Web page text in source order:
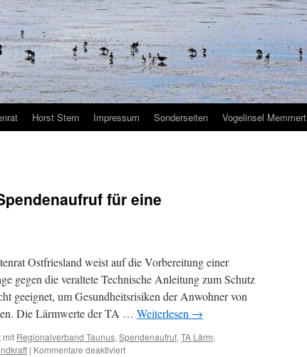
Horst Stern Impressum Sonderseiten Vogelinsel Memmert
für eine
Ostfriesland weist auf die Vorbereitung einer
gegen die veraltete Technische Anleitung zum Schutz
geeignet, um Gesundheitsrisiken der Anwohner von
Die Lärmwerte der TA … Weiterlesen →
mit Regionalverband Taunus, Spendenaufruf, TA Lärm,
| Kommentare deaktiviertfür